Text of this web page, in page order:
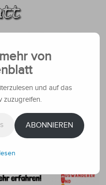
von
und auf das
zuzugreifen.
ABONNIEREN